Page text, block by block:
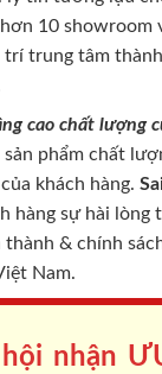
10 showroom
trí trung tâm
cao chất lượng
phẩm chất
khách hàng.
hàng sự hài lòng
thành & chính
Nam.
nhận